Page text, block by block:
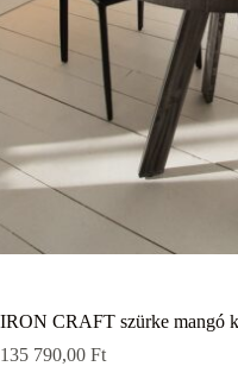
IRON CRAFT szürke mangó
135 790,00 Ft